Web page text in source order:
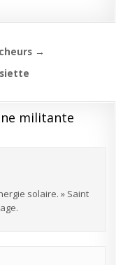
→
militante
solaire. » Saint